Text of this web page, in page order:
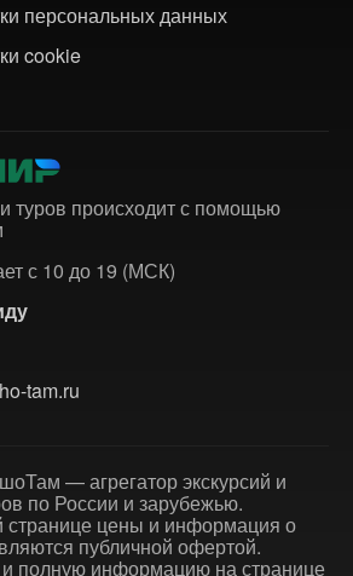
персональных данных
cookie
туров происходит с помощью
с 10 до 19 (МСК)
tam.ru
— агрегатор экскурсий и
по России и зарубежью.
странице цены и информация о
публичной офертой.
полную информацию на странице